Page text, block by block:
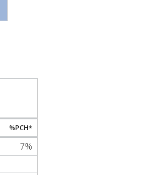
%РСН*
7%